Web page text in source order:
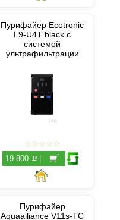
Пурифайер Ecotronic
L9-U4T black с
системой
ультрафильтрации
19 800 p|
Пурифайер
Aquaalliance V11s-TC